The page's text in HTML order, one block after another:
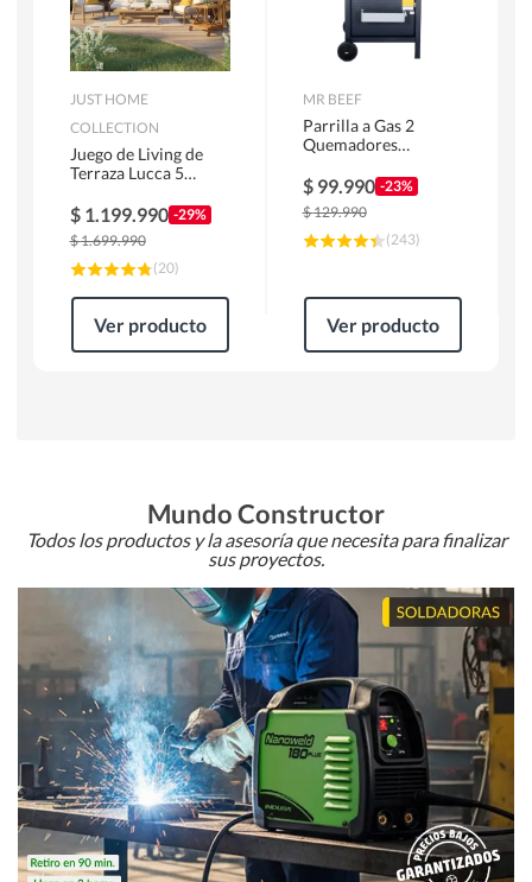
JUST HOME
COLLECTION
Juego de Living de
Terraza Lucca 5
$ 1.199.990 -29%
$1.699.990
(20)
Ver producto
MR BEEF
Parrilla a Gas 2
Quemadores
$ 99.990 -23%
$129.990
(243)
Ver producto
Mundo Constructor
Todos los productos y la asesoría que necesita para finalizar
sus proyectos.